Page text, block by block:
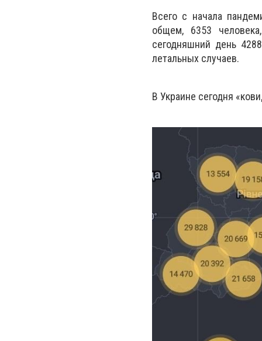
Всего с начала
общем, 6353
сегодняшний день
летальных случаев.
В Украине сегодня